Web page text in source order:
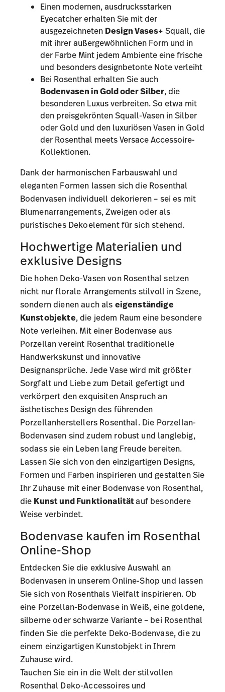
Einen modernen, ausdrucksstarken
Eyecatcher erhalten Sie mit der
ausgezeichneten Design Vases+ Squall, die
mit ihrer außergewöhnlichen Form und in
der Farbe Mint jedem Ambiente eine frische
und besonders designbetonte Note verleiht
Bei Rosenthal erhalten Sie auch
Bodenvasen in Gold oder Silber, die
besonderen Luxus verbreiten. So etwa mit
den preisgekröntenSquall-Vasenin Silber
oder Gold und den luxuriösenVasen in Gold
der Rosenthal meets Versace Accessoire-
Kollektionen.
Dank der harmonischen Farbauswahl und
eleganten Formen lassen sich die Rosenthal
Bodenvasen individuell dekorieren – sei es mit
Blumenarrangements, Zweigen oder als
puristisches Dekoelement für sich stehend.
Hochwertige Materialien und
exklusive Designs
Die hohen Deko-Vasen von Rosenthal setzen
nicht nur florale Arrangements stilvoll in Szene,
sondern dienen auch als eigenständige
Kunstobjekte, die jedem Raum eine besondere
Note verleihen. Mit einer Bodenvase aus
Porzellan vereint Rosenthal traditionelle
Handwerkskunst und innovative
Designansprüche. Jede Vase wird mit größter
Sorgfalt und Liebe zum Detail gefertigt und
verkörpert den exquisiten Anspruch an
ästhetisches Design des führenden
Porzellanherstellers Rosenthal. Die Porzellan-
Bodenvasen sind zudem robust und langlebig,
sodass sie ein Leben lang Freude bereiten.
Lassen Sie sich von den einzigartigen Designs,
Formen und Farben inspirieren und gestalten Sie
Ihr Zuhause mit einer Bodenvase von Rosenthal,
die Kunst und Funktionalitätauf besondere
Weise verbindet.
Bodenvase kaufen im Rosenthal
Online-Shop
Entdecken Sie die exklusive Auswahl an
Bodenvasen in unserem Online-Shop und lassen
Sie sichvon Rosenthals Vielfalt inspirieren. Ob
eine Porzellan-Bodenvase in Weiß, eine goldene,
silberne oder schwarze Variante – bei Rosenthal
finden Sie die perfekte Deko-Bodenvase, die zu
einem einzigartigen Kunstobjekt in Ihrem
Zuhause wird.
Tauchen Sie ein in die Welt der stilvollen
Rosenthal Deko-Accessoires und